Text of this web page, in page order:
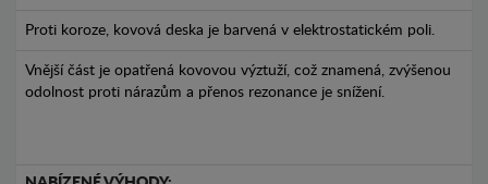
Proti koroze, kovová deska je barvená v elektrostatickém poli.
Vnější část je opatřená kovovou výztuží, což znamená, zvýšenou
odolnost proti nárazům a přenos rezonance je snížení.